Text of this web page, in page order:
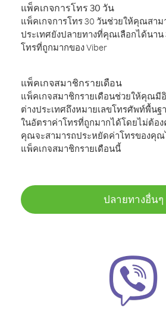
แพ็คเกจการโทร 30 วัน
แพ็คเกจการโทร 30 วันช่วยให้คุณสาม
ประเทศยังปลายทางที่คุณเลือกได้นาน
โทรที่ถูกมากของ Viber
แพ็คเกจสมาชิกรายเดือน
แพ็คเกจสมาชิกรายเดือนช่วยให้คุณมี
ต่างประเทศถึงหมายเลขโทรศัพท์พื้น
ในอัตราค่าโทรที่ถูกมากได้โดยไม่ต้อ
คุณจะสามารถประหยัดค่าโทรของคุ
แพ็คเกจสมาชิกรายเดือนนี้
ปลายทางอื่นๆ